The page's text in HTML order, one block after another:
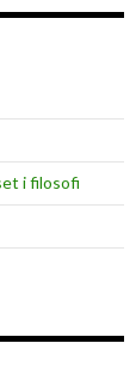
i filosofi